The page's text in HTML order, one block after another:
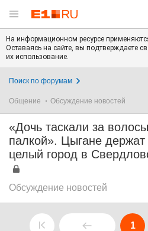
На информационном ресурсе
Оставаясь на сайте, вы подтверждаете
их использование.
Поиск по форумам
Общение Обсуждение новостей
«Дочь таскали за
палкой». Цыгане держат
целый город в
Обсуждение новостей
1